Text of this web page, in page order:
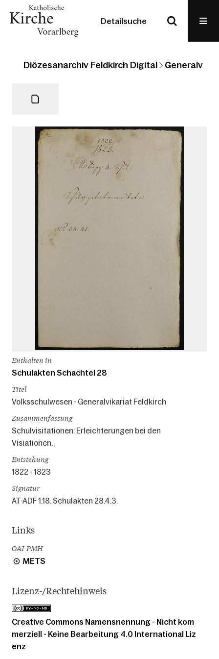
Detailsuche
Diözesanarchiv Feldkirch Digital
Enthalten in
Schulakten Schachtel 28
Titel
Volksschulwesen - Generalvikariat Feldkirch
Zusammenfassung
Schulvisitationen: Erleichterungen bei den
Visiationen.
Entstehung
1822 - 1823
Signatur
AT-ADF 1.18. Schulakten 28.4.3.
Links
OAI-PMH
METS
Lizenz-/Rechtehinweis
Creative Commons Namensnennung - Nicht kom
merziell - Keine Bearbeitung 4.0 International Liz
enz